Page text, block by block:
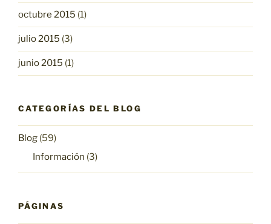
octubre 2015 (1)
julio 2015 (3)
junio 2015 (1)
CATEGORÍAS DEL BLOG
Blog (59)
Información (3)
PÁGINAS